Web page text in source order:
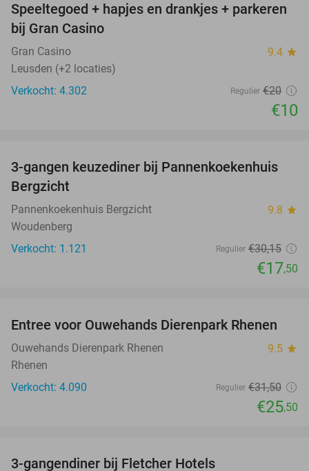
50%
Speeltegoed + hapjes en drankjes + parkeren
bij Gran Casino
Gran Casino 9.4 star
Leusden (+2 locaties)
Verkocht: 4.302
Regulier €20
€10
42%
3-gangen keuzediner bij Pannenkoekenhuis
Bergzicht
Pannenkoekenhuis Bergzicht 9.8 star
Woudenberg
Verkocht: 1.121
Regulier €30,15
€17,50
19%
Entree voor Ouwehands Dierenpark Rhenen
Ouwehands Dierenpark Rhenen 9.5 star
Rhenen
Verkocht: 4.090
Regulier €31,50
€25,50
3-gangendiner bij Fletcher Hotels